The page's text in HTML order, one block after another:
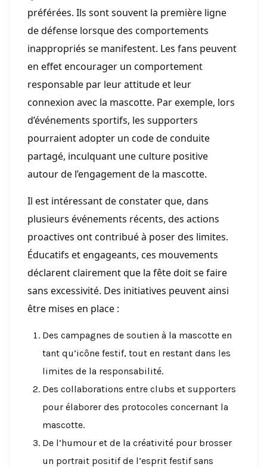
préférées. Ils sont souvent la première ligne
de défense lorsque des comportements
inappropriés se manifestent. Les fans peuvent
en effet encourager un comportement
responsable par leur attitude et leur
connexion avec la mascotte. Par exemple, lors
d’événements sportifs, les supporters
pourraient adopter un code de conduite
partagé, inculquant une culture positive
autour de l’engagement de la mascotte.
Il est intéressant de constater que, dans
plusieurs événements récents, des actions
proactives ont contribué à poser des limites.
Éducatifs et engageants, ces mouvements
déclarent clairement que la fête doit se faire
sans excessivité. Des initiatives peuvent ainsi
être mises en place :
Des campagnes de soutien à la mascotte en
tant qu’icône festif, tout en restant dans les
limites de la responsabilité.
Des collaborations entre clubs et supporters
pour élaborer des protocoles concernant la
mascotte.
De l’humour et de la créativité pour brosser
un portrait positif de l’esprit festif sans